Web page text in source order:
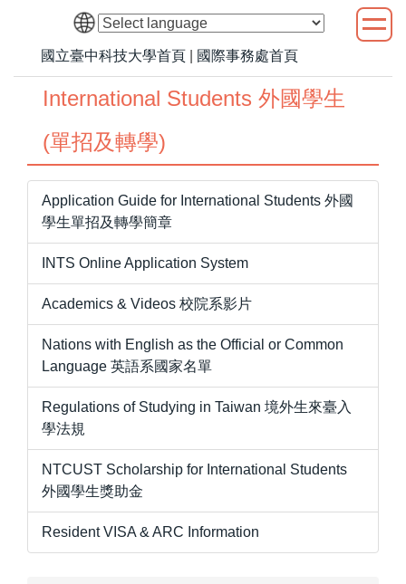
要
國立臺中科技大學首頁 國際事務處首頁
International Students 外國學生
(單招及轉學)
Application Guide for International Students 外國
學生單招及轉學簡章
INTS Online Application System
Academics & Videos 校院系影片
Nations with English as the Official or Common
Language 英語系國家名單
Regulations of Studying in Taiwan 境外生來臺入
學法規
NTCUST Scholarship for International Students
外國學生獎助金
Resident VISA & ARC Information